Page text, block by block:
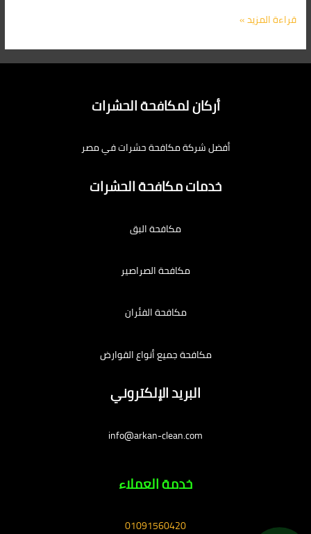
قراءة المزيد »
أركان لمكافحة الحشرات
أفضل شركة مكافحة حشرات في مصر
خدمات مكافحة الحشرات
مكافحة البق
مكافحة الصراصير
مكافحة الفئران
مكافحة جميع أنواع القوارض
البريد الإلكتروني
info@arkan-clean.com
خدمة العملاء
01091560420